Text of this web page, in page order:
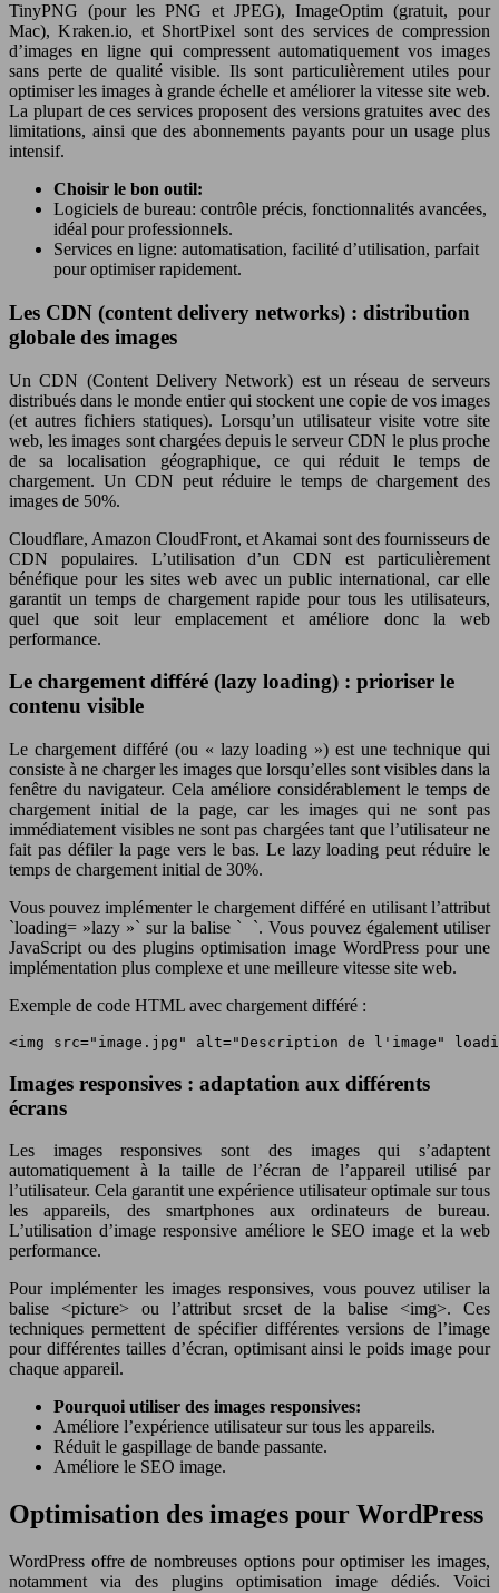
TinyPNG (pour les PNG et JPEG), ImageOptim (gratuit, pour
Mac), Kraken.io, et ShortPixel sont des services de compression
d’images en ligne qui compressent automatiquement vos images
sans perte de qualité visible. Ils sont particulièrement utiles pour
optimiser les images à grande échelle et améliorer la vitesse site web.
La plupart de ces services proposent des versions gratuites avec des
limitations, ainsi que des abonnements payants pour un usage plus
intensif.
Choisir le bon outil:
Logiciels de bureau: contrôle précis, fonctionnalités avancées,
idéal pour professionnels.
Services en ligne: automatisation, facilité d’utilisation, parfait
pour optimiser rapidement.
Les CDN (content delivery networks) : distribution
globale des images
Un CDN (Content Delivery Network) est un réseau de serveurs
distribués dans le monde entier qui stockent une copie de vos images
(et autres fichiers statiques). Lorsqu’un utilisateur visite votre site
web, les images sont chargées depuis le serveur CDN le plus proche
de sa localisation géographique, ce qui réduit le temps de
chargement. Un CDN peut réduire le temps de chargement des
images de 50%.
Cloudflare, Amazon CloudFront, et Akamai sont des fournisseurs de
CDN populaires. L’utilisation d’un CDN est particulièrement
bénéfique pour les sites web avec un public international, car elle
garantit un temps de chargement rapide pour tous les utilisateurs,
quel que soit leur emplacement et améliore donc la web
performance.
Le chargement différé (lazy loading) : prioriser le
contenu visible
Le chargement différé (ou « lazy loading ») est une technique qui
consiste à ne charger les images que lorsqu’elles sont visibles dans la
fenêtre du navigateur. Cela améliore considérablement le temps de
chargement initial de la page, car les images qui ne sont pas
immédiatement visibles ne sont pas chargées tant que l’utilisateur ne
fait pas défiler la page vers le bas. Le lazy loading peut réduire le
temps de chargement initial de 30%.
Vous pouvez implémenter le chargement différé en utilisant l’attribut
`loading= »lazy »` sur la balise `
`. Vous pouvez également utiliser
JavaScript ou des plugins optimisation image WordPress pour une
implémentation plus complexe et une meilleure vitesse site web.
Exemple de code HTML avec chargement différé :
<img src="image.jpg" alt="Description de l'image"
Images responsives : adaptation aux différents
écrans
Les images responsives sont des images qui s’adaptent
automatiquement à la taille de l’écran de l’appareil utilisé par
l’utilisateur. Cela garantit une expérience utilisateur optimale sur tous
les appareils, des smartphones aux ordinateurs de bureau.
L’utilisation d’image responsive améliore le SEO image et la web
performance.
Pour implémenter les images responsives, vous pouvez utiliser la
balise <picture> ou l’attribut srcset de la balise <img>. Ces
techniques permettent de spécifier différentes versions de l’image
pour différentes tailles d’écran, optimisant ainsi le poids image pour
chaque appareil.
Pourquoi utiliser des images responsives:
Améliore l’expérience utilisateur sur tous les appareils.
Réduit le gaspillage de bande passante.
Améliore le SEO image.
Optimisation des images pour WordPress
WordPress offre de nombreuses options pour optimiser les images,
notamment via des plugins optimisation image dédiés. Voici